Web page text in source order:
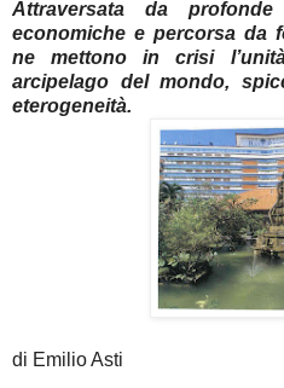
Attraversata da
economiche e percorsa da
ne mettono in crisi
arcipelago del mondo,
eterogeneità.
di Emilio Asti